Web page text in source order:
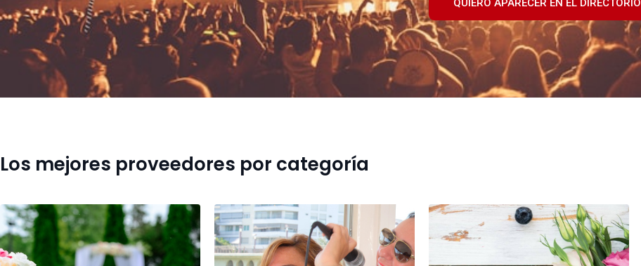
QUIERO APARECER EN EL DIRECTORIO
Los mejores proveedores por categoría